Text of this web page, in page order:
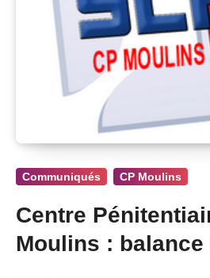
Communiqués CP Moulins
Centre
Moulins : balance